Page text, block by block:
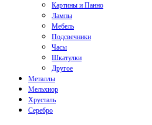
Картины и Панно
Лампы
Мебель
Подсвечники
Часы
Шкатулки
Другое
Металлы
Мельхиор
Хрусталь
Серебро